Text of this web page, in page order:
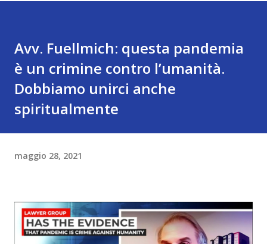
Avv. Fuellmich: questa pandemia
è un crimine contro l’umanità.
Dobbiamo unirci anche
spiritualmente
maggio 28, 2021